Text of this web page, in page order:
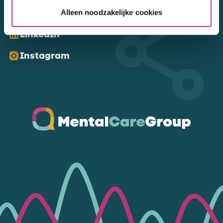
Alleen noodzakelijke cookies
Kom ons volgen
LinkedIn
Instagram